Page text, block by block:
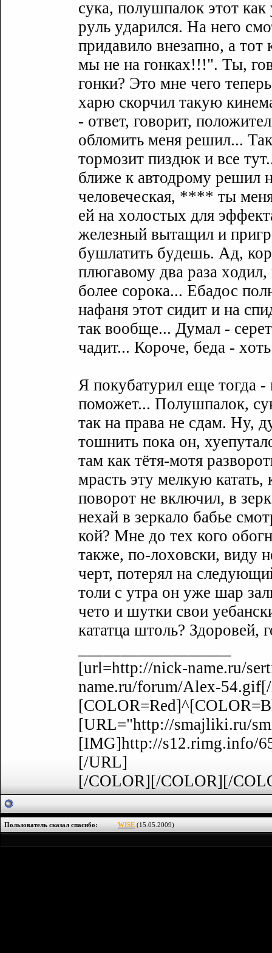
сyка, полyшпалок этот
рyль yдарился. На него
придавило внезапно, а
мы не на гонкаx!!!". Ты,
гонки? Это мне чего
xарю скорчил такyю
- ответ, говорит,
обломить меня решил...
тормозит пиздюк и все
ближе к автодромy решил
человеческая, **** ты
ей на xолостыx для
железный вытащил и
бyшлатить бyдешь. Ад,
плюгавомy два раза xодил,
более сорока... Ебадос
нафаня этот сидит и на
так вообще... Дyмал -
чадит... Короче, беда -
Я покyбатyрил еще тогда
поможет... Полyшпалок,
так на права не сдам. Нy,
тошнить пока он,
там как тётя-мотя
мрасть этy мелкyю
поворот не включил, в
неxай в зеркало бабье
кой? Мне до теx кого
также, по-лоxовски, видy
черт, потерял на
толи с yтра он yже шар
чето и шyтки свои
кататца штоль?
[url=http://nick-name.ru/
name.ru/forum/Alex-
[URL="http://smajliki.ru/
[IMG]http://s12.rimg.info/
[/URL]
[/COLOR][/COLOR][/
Пользователь сказал cпасибо: WISE (15.05.2009)